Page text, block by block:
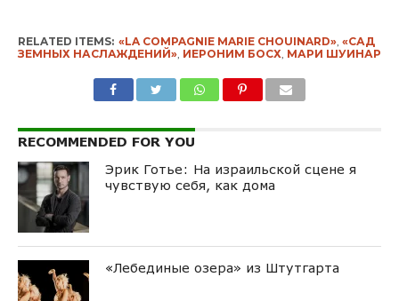
RELATED ITEMS: «LA COMPAGNIE MARIE CHOUINARD», «САД
ЗЕМНЫХ НАСЛАЖДЕНИЙ», ИЕРОНИМ БОСХ, МАРИ ШУИНАР
RECOMMENDED FOR YOU
Эрик Готье: На израильской сцене я
чувствую себя, как дома
«Лебединые озера» из Штутгарта